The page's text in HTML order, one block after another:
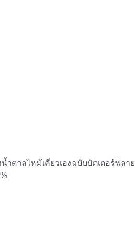
ตาลไหม้เคี่ยวเองฉบับบัตเตอร์ฟลาย